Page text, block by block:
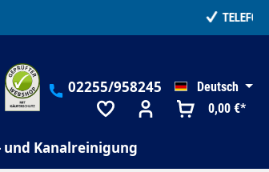
0,00 €*
02255/958245 Deutsch
und Kanalreinigung